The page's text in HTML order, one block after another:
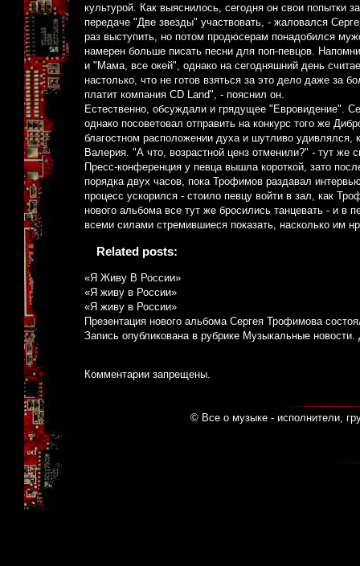
культурой. Как выяснилось, сегодня он свои попытки
передаче "Две звезды" участвовать, - жаловался
раз выступить, но потом продюсерам понадобился
намерен больше писать песни для поп-певцов.
и "Мама, все oкей", однако на сегодняшний день
настолько, что не готов взяться за это дело даже за
платит компания CD Land", - пояснил он.
Естественно, обсуждали и грядущее "Евровидение".
однако посоветовал отправить на конкурс того же
благостном расположении духа и шутливо удивлялся,
Валерия. "А что, возрастной ценз отменили?" - тут же
Пресс-конференция у певца вышла короткой, зато
порядка двух часов, пока Трофимов раздавал
процесс ускорился - стоило певцу войти в зал, как
нового альбома все тут же бросились танцевать - и в
всеми силами стремившиеся показать, насколько им
Related posts:
«Я Живу В России»
«Я живу в России»
«Я живу в России»
Презентация нового альбома Сергея Трофимова
Запись опубликована в рубрике Музыкальные новости.
Комментарии запрещены.
© Все о музыке - исполнители,